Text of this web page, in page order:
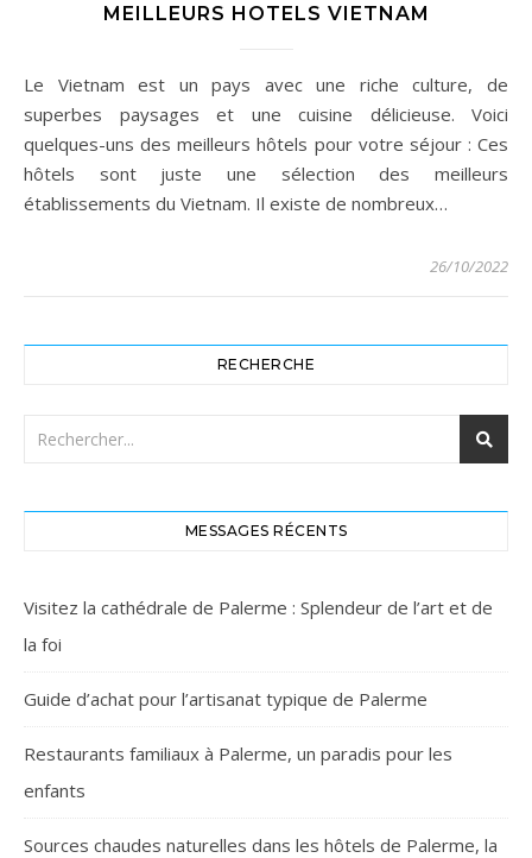
MEILLEURS HOTELS VIETNAM
Le Vietnam est un pays avec une riche culture, de
superbes paysages et une cuisine délicieuse. Voici
quelques-uns des meilleurs hôtels pour votre séjour : Ces
hôtels sont juste une sélection des meilleurs
établissements du Vietnam. Il existe de nombreux…
26/10/2022
RECHERCHE
MESSAGES RÉCENTS
Visitez la cathédrale de Palerme : Splendeur de l’art et de
la foi
Guide d’achat pour l’artisanat typique de Palerme
Restaurants familiaux à Palerme, un paradis pour les
enfants
Sources chaudes naturelles dans les hôtels de Palerme, la